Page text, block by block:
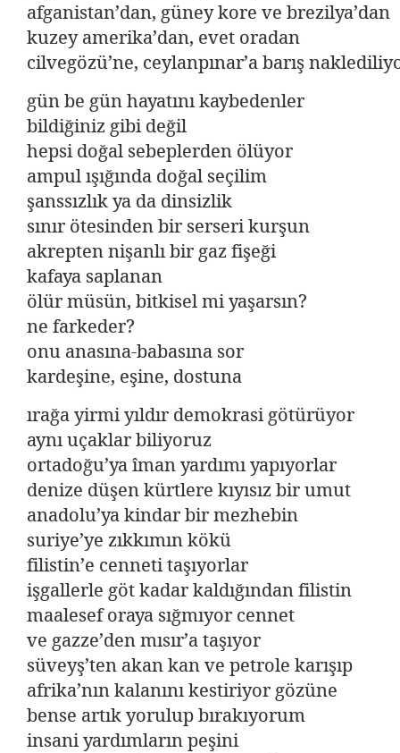
afganistan’dan, güney kore ve brezilya’dan
kuzey amerika’dan, evet oradan
cilvegözü’ne, ceylanpınar’a barış
gün be gün hayatını kaybedenler
bildiğiniz gibi değil
hepsi doğal sebeplerden ölüyor
ampul ışığında doğal seçilim
şanssızlık ya da dinsizlik
sınır ötesinden bir serseri kurşun
akrepten nişanlı bir gaz fişeği
kafaya saplanan
ölür müsün, bitkisel mi yaşarsın?
ne farkeder?
onu anasına-babasına sor
kardeşine, eşine, dostuna
ırağa yirmi yıldır demokrasi götürüyor
aynı uçaklar biliyoruz
ortadoğu’ya îman yardımı yapıyorlar
denize düşen kürtlere kıyısız bir umut
anadolu’ya kindar bir mezhebin
suriye’ye zıkkımın kökü
filistin’e cenneti taşıyorlar
işgallerle göt kadar kaldığından filistin
maalesef oraya sığmıyor cennet
ve gazze’den mısır’a taşıyor
süveyş’ten akan kan ve petrole karışıp
afrika’nın kalanını kestiriyor gözüne
bense artık yorulup bırakıyorum
insani yardımların peşini